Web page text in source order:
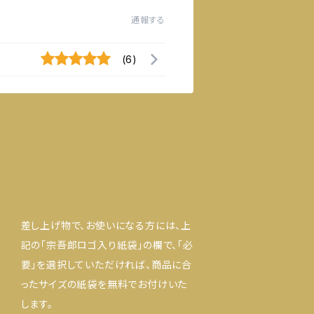
通報する
(6)
差し上げ物で、お使いになる方には、上
記の「宗吾郎ロゴ入り紙袋」の欄で、「必
要」を選択していただければ、商品に合
ったサイズの紙袋を無料でお付けいた
します。